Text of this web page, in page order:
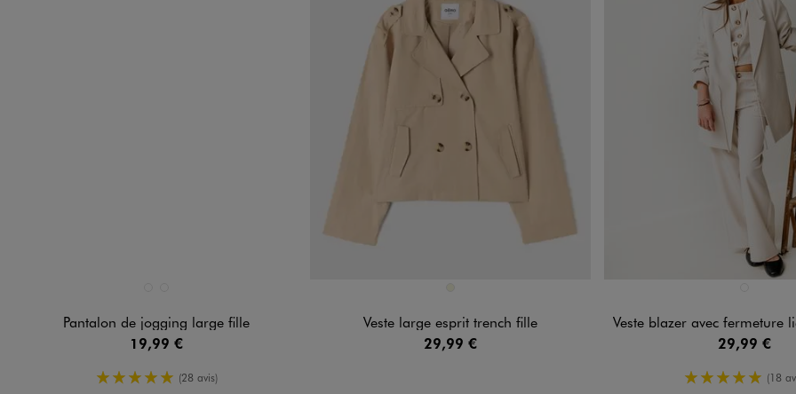
Pantalon de jogging large fille
19,99 €
5/5 de moyenne
(28 avis)
Veste large esprit trench fille
29,99 €
Veste blazer avec fermeture liens
29,99 €
5/5 de
(18